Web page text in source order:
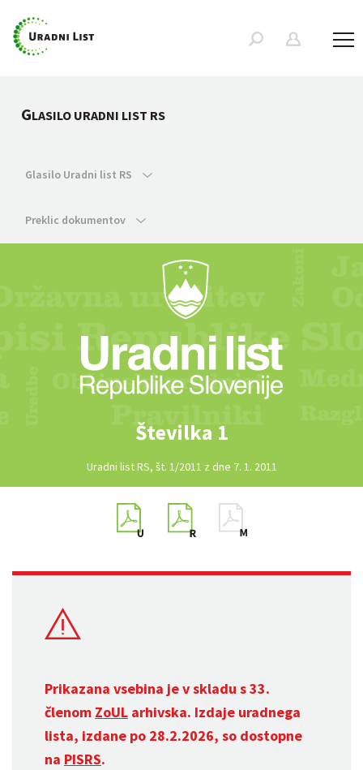
GLASILO URADNI LIST RS
Glasilo Uradni list RS
Preklic dokumentov
Številka 1
Uradni list RS, št. 1/2011 z dne 7. 1. 2011
Prikazana vsebina je v skladu s 33.
členom ZoUL arhivska. Izdaje uradnega
lista, izdane po 28.2.2026, so dostopne
na PISRS.